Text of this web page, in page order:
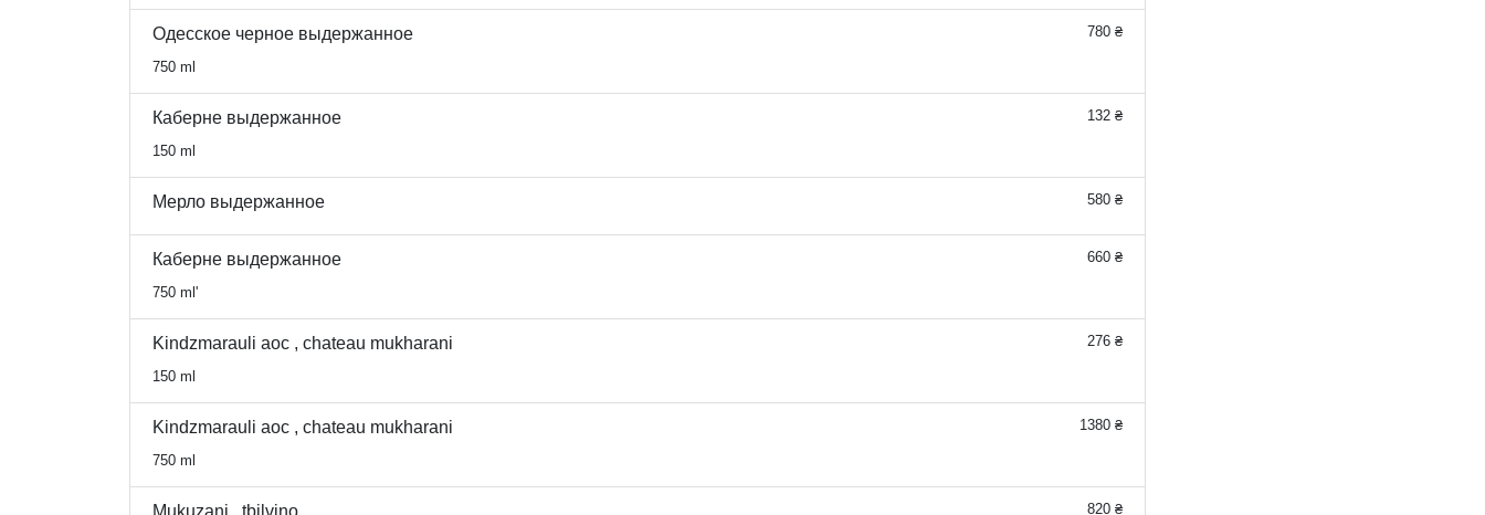
Одесское черное выдержанное 780 ₴
750 ml
Каберне выдержанное 132 ₴
150 ml
Мерло выдержанное 580 ₴
Каберне выдержанное 660 ₴
750 ml'
Kindzmarauli aoc , chateau mukharani 276 ₴
150 ml
Kindzmarauli aoc , chateau mukharani 1380 ₴
750 ml
Mukuzani , tbilvino 820 ₴